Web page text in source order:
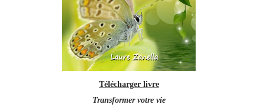
Télécharger livre
Transformer votre vie